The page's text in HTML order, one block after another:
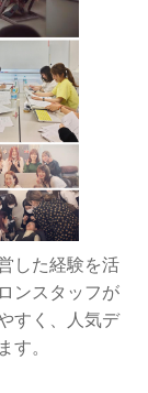
した経験を活
ンスタッフが
すく、人気デ
す。